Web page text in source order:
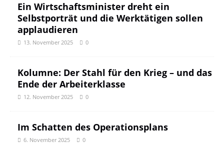
Ein Wirtschaftsminister dreht ein
Selbstporträt und die Werktätigen sollen
applaudieren
13. November 2025 0
Kolumne: Der Stahl für den Krieg – und das
Ende der Arbeiterklasse
12. November 2025 0
Im Schatten des Operationsplans
6. November 2025 0